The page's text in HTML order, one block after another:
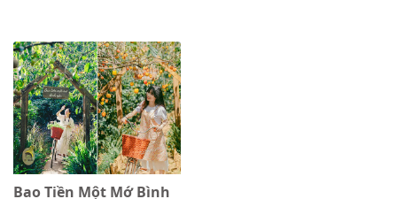
Bao Tiền Một Mớ Bình